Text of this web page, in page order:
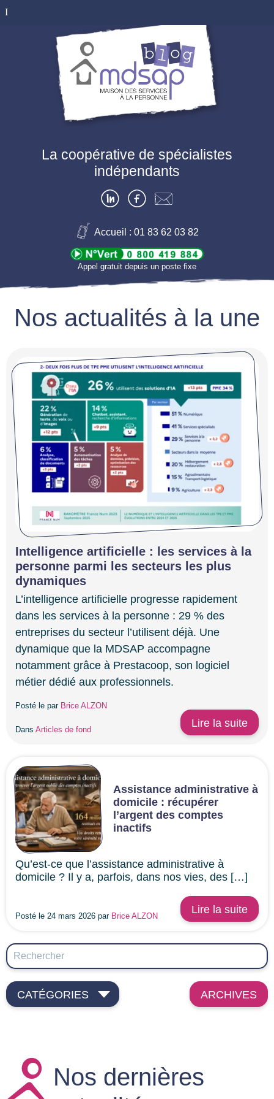
MDSAP Blog –
Maison Des
Services A la
Personne
La coopérative de spécialistes
indépendants
nous
Accueil : 01 83 62 03 82
Appel gratuit depuis un poste fixe
Nos actualités à la une
Intelligence artificielle : les services à la
personne parmi les secteurs les plus
dynamiques
L’intelligence artificielle progresse rapidement
dans les services à la personne : 29 % des
entreprises du secteur l’utilisent déjà. Une
dynamique que la MDSAP accompagne
notamment grâce à Prestacoop, son logiciel
métier dédié aux professionnels.
Posté le par Brice ALZON
Dans Articles de fond
Lire la suite
Assistance administrative à
domicile : récupérer
l’argent des comptes
inactifs
Qu’est-ce que l’assistance administrative à
domicile ? Il y a, parfois, dans nos vies, des […]
Posté le 24 mars 2026 par Brice ALZON
Lire la suite
CATÉGORIES ARCHIVES
Nos dernières